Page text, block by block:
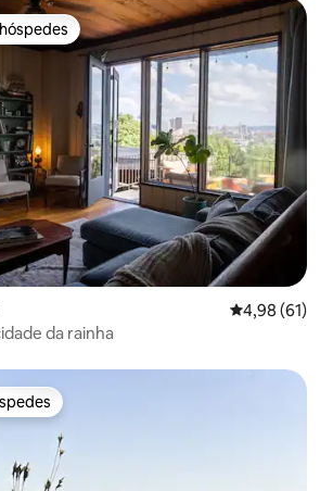
preferidos dos hóspedes
4,98 de uma
4,98 (61)
da rainha